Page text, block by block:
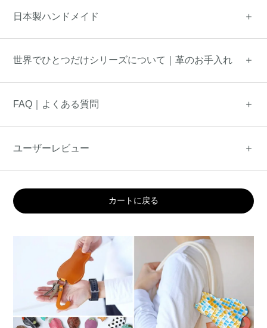
日本製ハンドメイド
世界でひとつだけシリーズについて｜革のお手入れ
FAQ｜よくある質問
ユーザーレビュー
カートに戻る